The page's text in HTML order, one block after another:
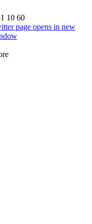
10 60
page opens in new